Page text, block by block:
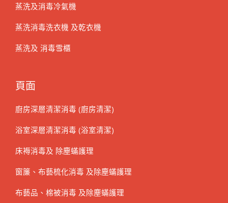
蒸洗及消毒冷氣機
蒸洗消毒洗衣機 及乾衣機
蒸洗及 消毒雪櫃
頁面
廚房深層清潔消毒 (廚房清潔)
浴室深層清潔消毒 (浴室清潔)
床褥消毒及 除塵蟎護理
窗簾、布藝梳化消毒 及除塵蟎護理
布藝品、棉被消毒 及除塵蟎護理